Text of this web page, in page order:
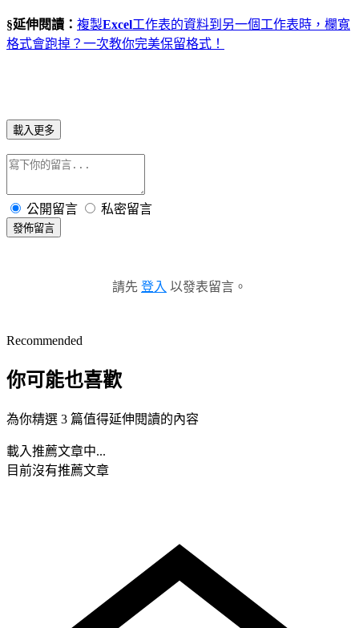
§延伸閱讀： 複製Excel工作表的資料到另一個工作表時，欄寬
格式會跑掉？一次教你完美保留格式！
載入更多
公開留言 私密留言
發佈留言
請先 登入 以發表留言。
Recommended
你可能也喜歡
為你精選 3 篇值得延伸閱讀的內容
載入推薦文章中...
目前沒有推薦文章